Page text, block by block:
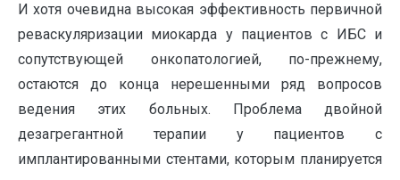
И хотя очевидна высокая эффективность первичной
реваскуляризации миокарда у пациентов с ИБС и
сопутствующей онкопатологией, по-прежнему,
остаются до конца нерешенными ряд вопросов
ведения этих больных. Проблема двойной
дезагрегантной терапии у пациентов с
имплантированными стентами, которым планируется